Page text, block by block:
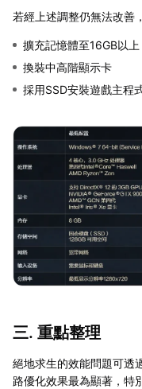
若經上述調整仍無法改善
擴充記憶體至16GB以上
換裝中高階顯示卡
採用SSD安裝遊戲主程
三. 重點整理
絕地求生的效能問題可透
路優化效果最為顯著，特